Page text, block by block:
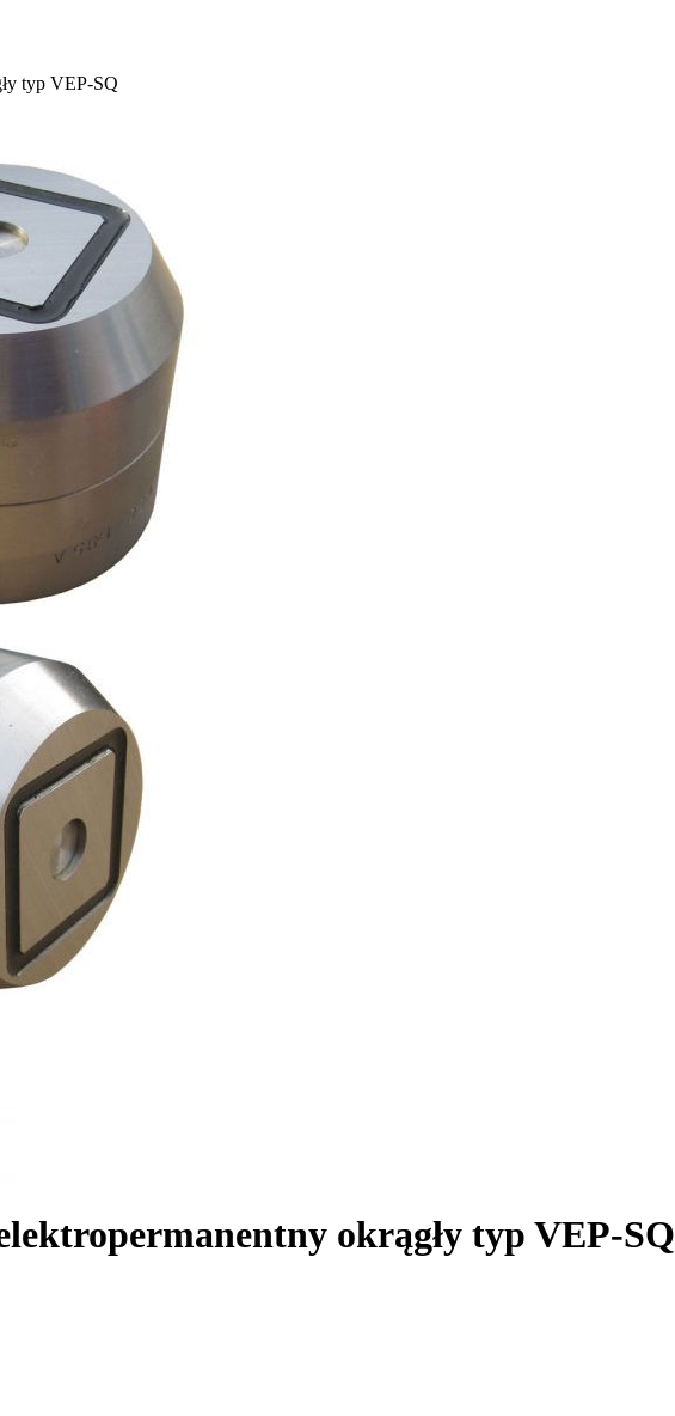
typ VEP-SQ
okrągły typ VEP-SQ